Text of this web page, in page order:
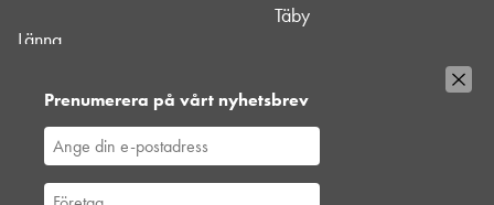
Prenumerera på vårt nyhetsbrev
Länna
Mörbylånga - HLL Nära
Nacka
Täby
Värtan